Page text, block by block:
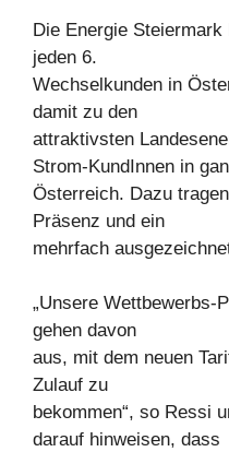
Die Energie
jeden 6.
Wechselkunden in
damit zu den
attraktivsten
Strom-KundInnen in
Österreich. Dazu
Präsenz und ein
mehrfach
„Unsere Wettbewerbs-
gehen davon
aus, mit dem neuen
Zulauf zu
bekommen“, so Ressi
darauf hinweisen, dass